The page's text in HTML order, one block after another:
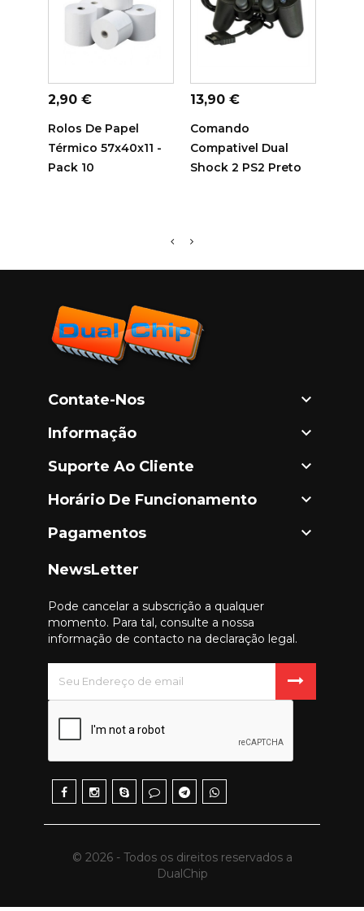
CARRINHO
Preço
2,90 €
Rolos De Papel
Térmico 57x40x11 -
Pack 10
CARRINHO
Preço
13,90 €
Comando
Compativel Dual
Shock 2 PS2 Preto
Contate-Nos 
Informação 
Suporte Ao Cliente 
Horário De Funcionamento 
Pagamentos 
NewsLetter
Pode cancelar a subscrição a qualquer
momento. Para tal, consulte a nossa
informação de contacto na declaração legal.
© 2026 - Todos os direitos reservados a
DualChip